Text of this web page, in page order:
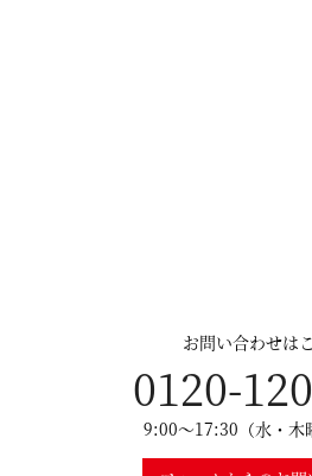
お問い合わせは
0120-
9:00～17:30（水・木